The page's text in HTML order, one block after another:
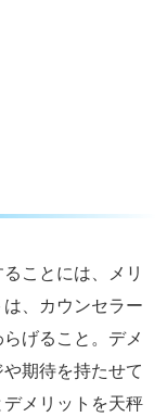
ことには、メリ
、カウンセラー
げること。デメ
期待を持たせて
メリットを天秤